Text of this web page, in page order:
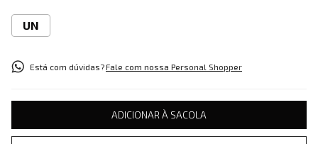
UN
Está com dúvidas?Fale com nossa Personal Shopper
ADICIONAR À SACOLA